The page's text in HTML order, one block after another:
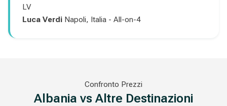
LV
Luca Verdi Napoli, Italia - All-on-4
Confronto Prezzi
Albania vs Altre Destinazioni